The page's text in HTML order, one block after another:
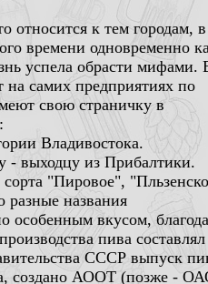
относится к тем городам, в
времени одновременно
успела обрасти мифами.
самих предприятиях по
свою страничку в
Итак, среди первых:
Владивостока.
- выходцу из Прибалтики.
"Пировое",
названия
особенным вкусом,
пива
СССР выпуск
создано АООТ (позже -